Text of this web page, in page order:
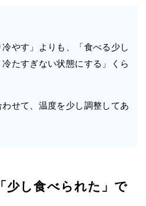
やす」よりも、「食べる少し
たすぎない状態にする」くら
せて、温度を少し調整してあ
少し食べられた」で